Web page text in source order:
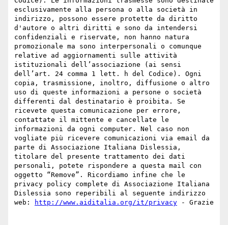
esclusivamente alla persona o alla società in
indirizzo, possono essere protette da diritto
d'autore o altri diritti e sono da intendersi
confidenziali e riservate, non hanno natura
promozionale ma sono interpersonali o comunque
relative ad aggiornamenti sulle attività
istituzionali dell’associazione (ai sensi
dell’art. 24 comma 1 lett. h del Codice). Ogni
copia, trasmissione, inoltro, diffusione o altro
uso di queste informazioni a persone o società
differenti dal destinatario è proibita. Se
ricevete questa comunicazione per errore,
contattate il mittente e cancellate le
informazioni da ogni computer. Nel caso non
vogliate più ricevere comunicazioni via email da
parte di Associazione Italiana Dislessia,
titolare del presente trattamento dei dati
personali, potete rispondere a questa mail con
oggetto “Remove”. Ricordiamo infine che le
privacy policy complete di Associazione Italiana
Dislessia sono reperibili al seguente indirizzo
web:
http://www.aiditalia.org/it/privacy - Grazie